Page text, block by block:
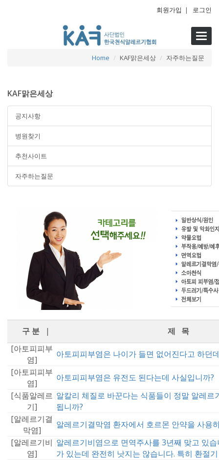
회원가입 | 로그인
Home
KAF맑은세상 자주하는질문
KAF맑은세상
공지사항
병원찾기
추천사이트
자주하는질문
구 분|
제 목
[아토피피부
염]
아토피피부염은 나이가 들면 없어진다고 하던
[아토피피부
염]
아토피피부염은 유전도 된다는데 사실입니까?
[식품알레르
기]
알칼리 체질로 바꾼다는 식품들이 정말 알레르
됩니까?
[알레르기결
막염]
알레르기결막염 환자에서 호르몬 안약을 사용
[알레르기비
염]
알레르기비염으로 면역주사를 3년째 맞고 있
가 있는데 완전히 낫지는 않습니다. 특히 환절